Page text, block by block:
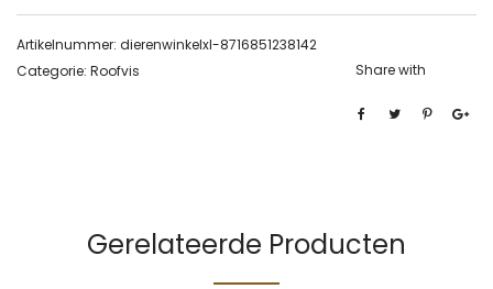
Artikelnummer: dierenwinkelxl-8716851238142
Categorie: Roofvis Share with
Gerelateerde Producten